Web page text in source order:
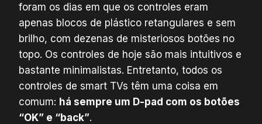
foram os dias em que os controles eram
apenas blocos de plástico retangulares e sem
brilho, com dezenas de misteriosos botões no
topo. Os controles de hoje são mais intuitivos e
bastante minimalistas. Entretanto, todos os
controles de smart TVs têm uma coisa em
comum: há sempre um D-pad com os botões
“OK” e “back”.